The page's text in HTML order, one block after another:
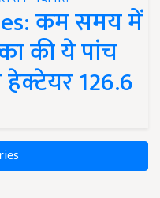
कम समय में
की ये पांच
हेक्टेयर 126.6